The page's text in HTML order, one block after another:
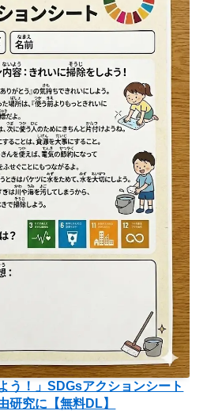
う！」SDGsアクションシート
研究に【無料DL】